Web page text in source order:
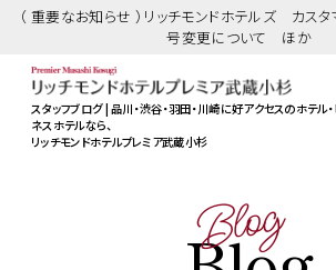
（ 重要なお知らせ ）リッチモンドホテルズ カス
号変更について ほか
スタッフブログ | 品川・渋谷・羽田・川崎に好アクセスのホテル
ネスホテルなら、
リッチモンドホテルプレミア武蔵小杉
Blog